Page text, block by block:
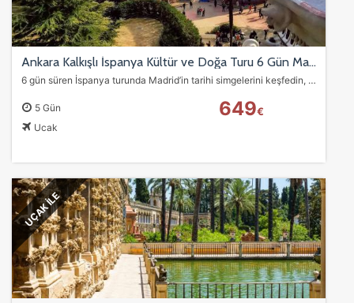
Ankara Kalkışlı İspanya Kültür ve Doğa Turu 6 Gün Madrid Barcelona Andorra Girona
6 gün süren İspanya turunda Madrid’in tarihi simgelerini keşfedin, Barcelona’nın mimari harikalarını görün, Girona ve Figueras’ta sanatla buluşun ve Andorra’nın…
5 Gün
Ucak
649€
UÇAK İLE